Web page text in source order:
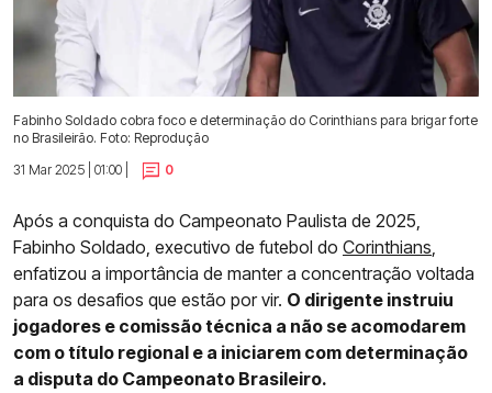
Fabinho Soldado cobra foco e determinação do Corinthians para brigar forte
no Brasileirão. Foto: Reprodução
31 Mar 2025 | 01:00 |
0
Após a conquista do Campeonato Paulista de 2025,
Fabinho Soldado, executivo de futebol do Corinthians
enfatizou a importância de manter a concentração voltada
para os desafios que estão por vir. O dirigente instruiu
jogadores e comissão técnica a não se acomodarem
com o título regional e a iniciarem com determinação
a disputa do Campeonato Brasileiro.